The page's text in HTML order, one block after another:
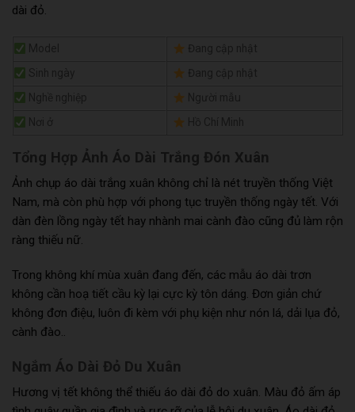
dài đỏ.
Tổng Hợp Ảnh Áo Dài Trắng Đón Xuân
Ảnh chụp áo dài trắng xuân không chỉ là nét truyền thống Việt
Nam, mà còn phù hợp với phong tục truyền thống ngày tết. Với
dàn đèn lồng ngày tết hay nhành mai cành đào cũng đủ làm rộn
ràng thiếu nữ.
Trong không khí mùa xuân đang đến, các mẫu áo dài trơn
không cần hoạ tiết cầu kỳ lại cực kỳ tôn dáng. Đơn giản chứ
không đơn điệu, luôn đi kèm với phụ kiện như nón lá, dải lụa đỏ,
cành đào..
Ngắm Áo Dài Đỏ Du Xuân
Hương vị tết không thể thiếu áo dài đỏ do xuân. Màu đỏ ấm áp